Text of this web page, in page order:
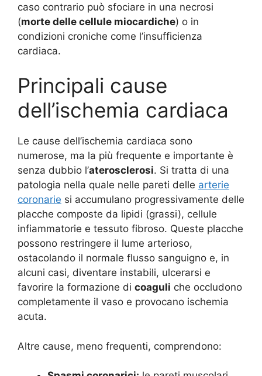
caso contrario può sfociare in una necrosi
(morte delle cellule miocardiche) o in
condizioni croniche come l’insufficienza
cardiaca.
Principali cause
dell’ischemia cardiaca
Le cause dell’ischemia cardiaca sono
numerose, ma la più frequente e importante è
senza dubbio l’aterosclerosi. Si tratta di una
patologia nella quale nelle pareti delle arterie
coronarie si accumulano progressivamente delle
placche composte da lipidi (grassi), cellule
infiammatorie e tessuto fibroso. Queste placche
possono restringere il lume arterioso,
ostacolando il normale flusso sanguigno e, in
alcuni casi, diventare instabili, ulcerarsi e
favorire la formazione di coaguli che occludono
completamente il vaso e provocano ischemia
acuta.
Altre cause, meno frequenti, comprendono: